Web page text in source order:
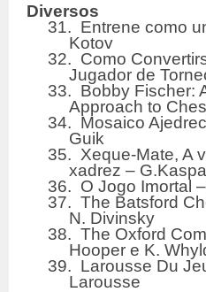
Diversos
31. Entrene como
Kotov
32. Como
Jugador de
33. Bobby Fischer:
Approach to
34. Mosaico
Guik
35. Xeque-Mate, A
xadrez –
36. O Jogo Imortal
37. The Batsford
N. Divinsky
38. The Oxford
Hooper e K.
39. Larousse Du
Larousse